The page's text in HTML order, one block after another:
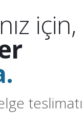
için,